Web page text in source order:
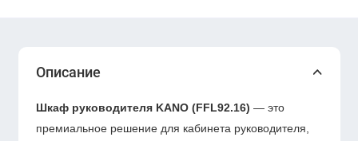
Описание
Шкаф руководителя KANO (FFL92.16) — это
премиальное решение для кабинета руководителя,